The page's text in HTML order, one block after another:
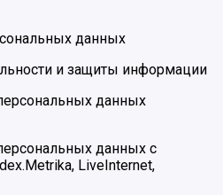
данных
и защиты информации
данных
данных с
LiveInternet,